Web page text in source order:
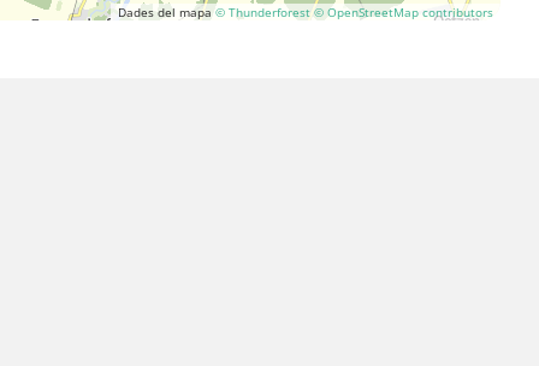
Dades del mapa © Thunderforest © OpenStreetMap contributors